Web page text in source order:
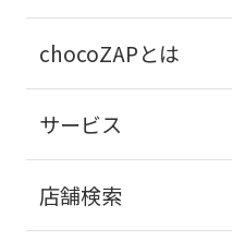
chocoZAPとは
サービス
店舗検索